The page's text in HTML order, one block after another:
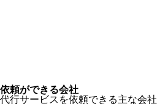
頼ができる会社
行サービスを依頼できる主な会社